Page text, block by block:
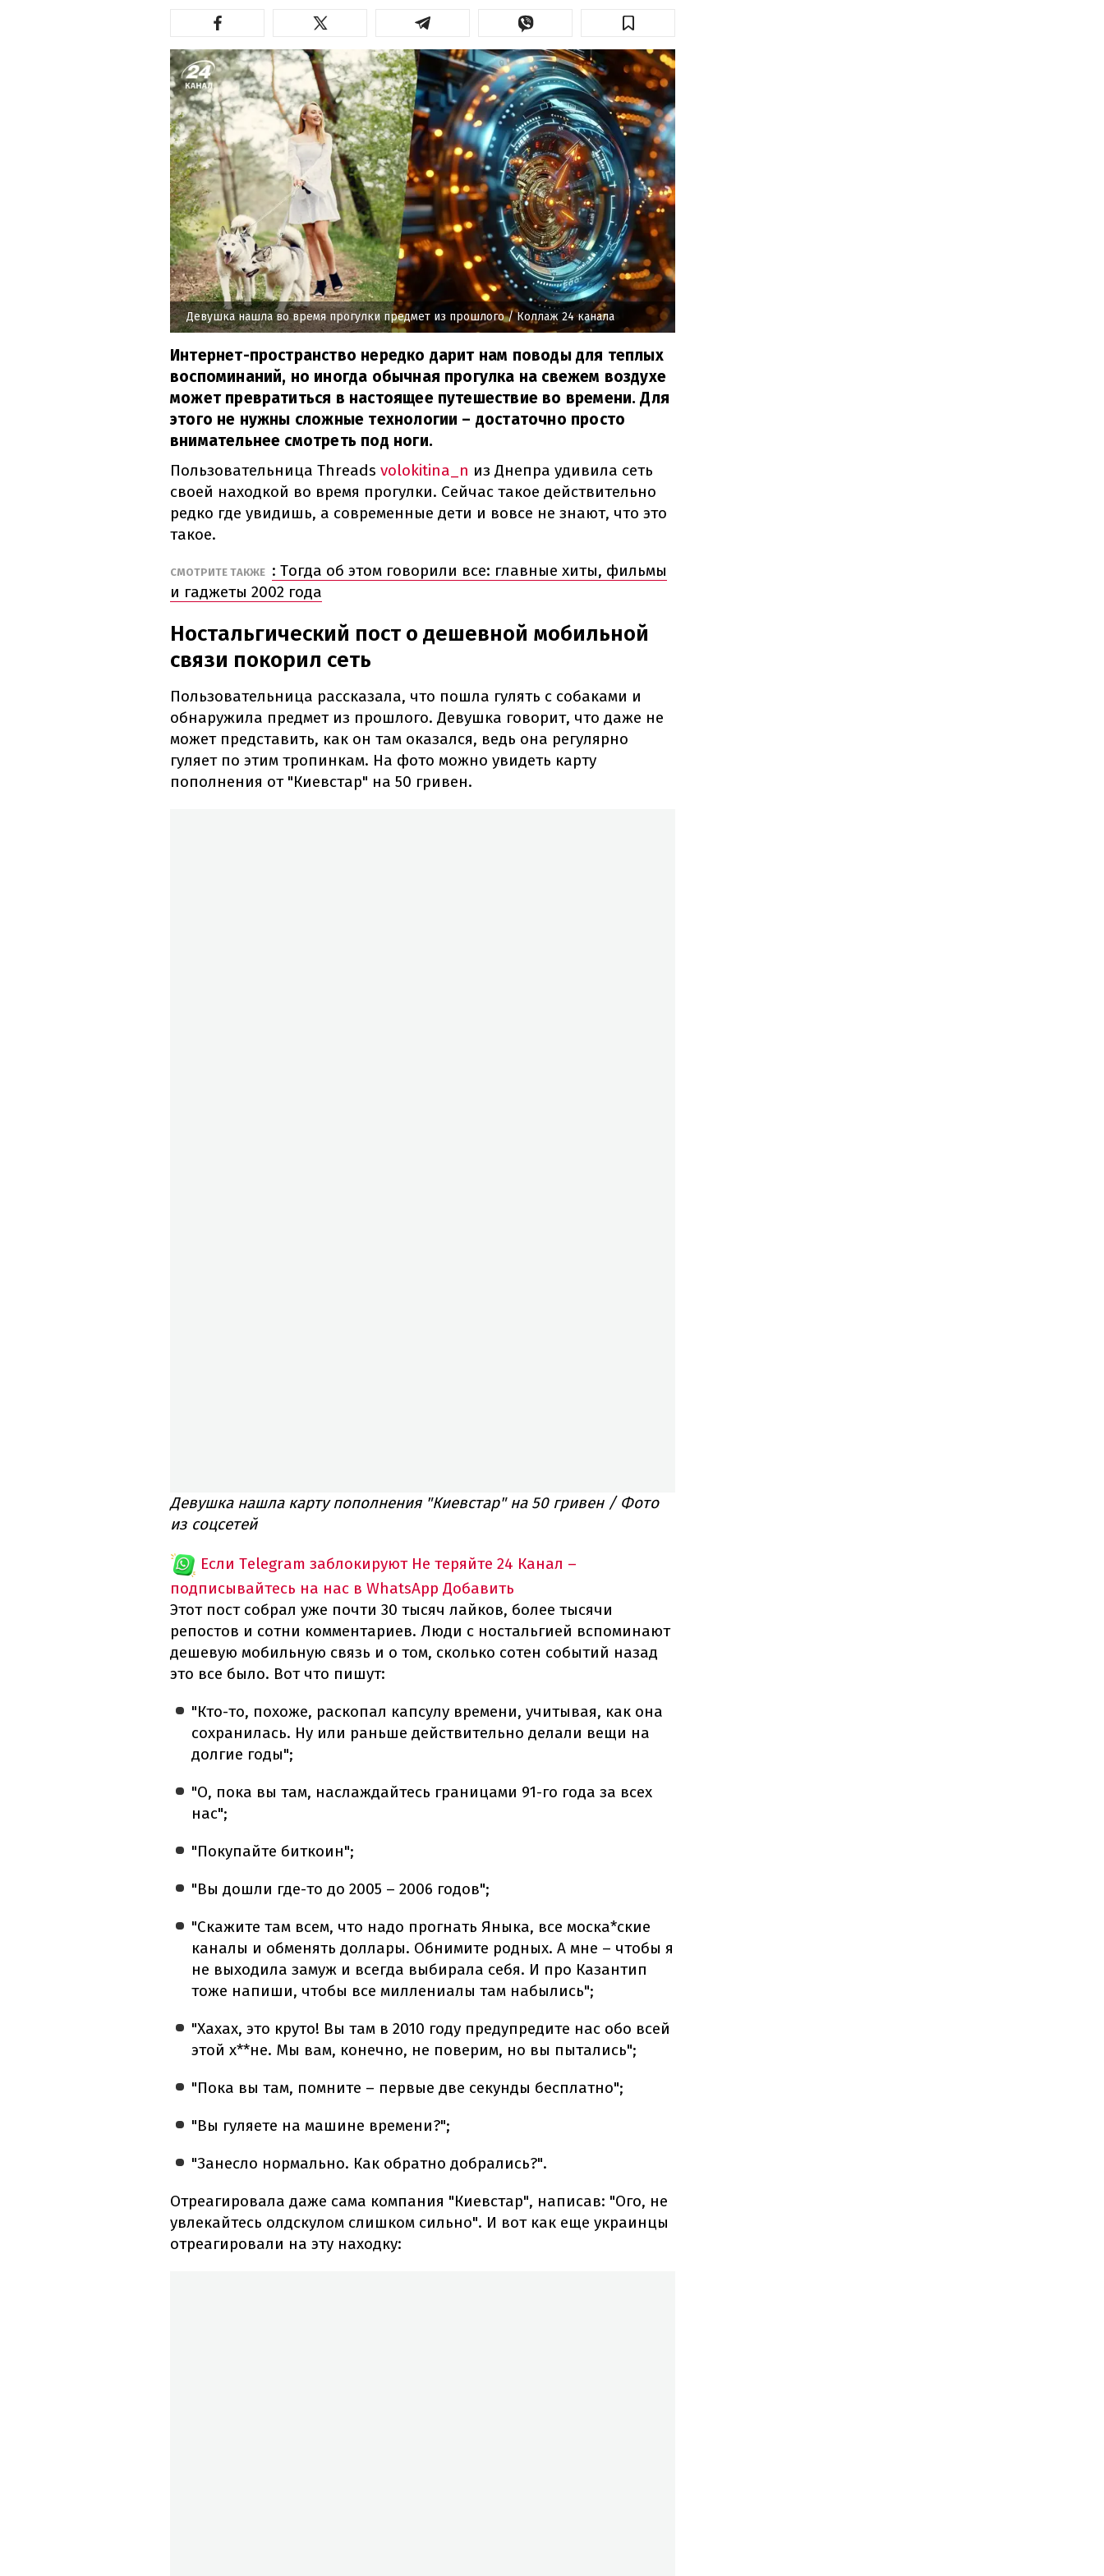
Девушка нашла во время прогулки предмет из прошлого/ Коллаж 24 канала
Интернет-пространство нередко дарит нам поводы для теплых
воспоминаний, но иногда обычная прогулка на свежем воздухе
может превратиться в настоящее путешествие во времени. Для
этого не нужны сложные технологии – достаточно просто
внимательнее смотреть под ноги.
Пользовательница Threads volokitina_n из Днепра удивила сеть
своей находкой во время прогулки. Сейчас такое действительно
редко где увидишь, а современные дети и вовсе не знают, что это
такое.
СМОТРИТЕ ТАКЖЕ : Тогда об этом говорили все: главные хиты, фильмы
и гаджеты 2002 года
Ностальгический пост о дешевной мобильной
связи покорил сеть
Пользовательница рассказала, что пошла гулять с собаками и
обнаружила предмет из прошлого. Девушка говорит, что даже не
может представить, как он там оказался, ведь она регулярно
гуляет по этим тропинкам. На фото можно увидеть карту
пополнения от "Киевстар" на 50 гривен.
Девушка нашла карту пополнения "Киевстар" на 50 гривен / Фото
из соцсетей
Если Telegram заблокируют Не теряйте 24 Канал –
подписывайтесь на нас в WhatsApp Добавить
Этот пост собрал уже почти 30 тысяч лайков, более тысячи
репостов и сотни комментариев. Люди с ностальгией вспоминают
дешевую мобильную связь и о том, сколько сотен событий назад
это все было. Вот что пишут:
"Кто-то, похоже, раскопал капсулу времени, учитывая, как она
сохранилась. Ну или раньше действительно делали вещи на
долгие годы";
"О, пока вы там, наслаждайтесь границами 91-го года за всех
нас";
"Покупайте биткоин";
"Вы дошли где-то до 2005 – 2006 годов";
"Скажите там всем, что надо прогнать Яныка, все моска*ские
каналы и обменять доллары. Обнимите родных. А мне – чтобы я
не выходила замуж и всегда выбирала себя. И про Казантип
тоже напиши, чтобы все миллениалы там набылись";
"Хахах, это круто! Вы там в 2010 году предупредите нас обо всей
этой х**не. Мы вам, конечно, не поверим, но вы пытались";
"Пока вы там, помните – первые две секунды бесплатно";
"Вы гуляете на машине времени?";
"Занесло нормально. Как обратно добрались?".
Отреагировала даже сама компания "Киевстар", написав: "Ого, не
увлекайтесь олдскулом слишком сильно". И вот как еще украинцы
отреагировали на эту находку: